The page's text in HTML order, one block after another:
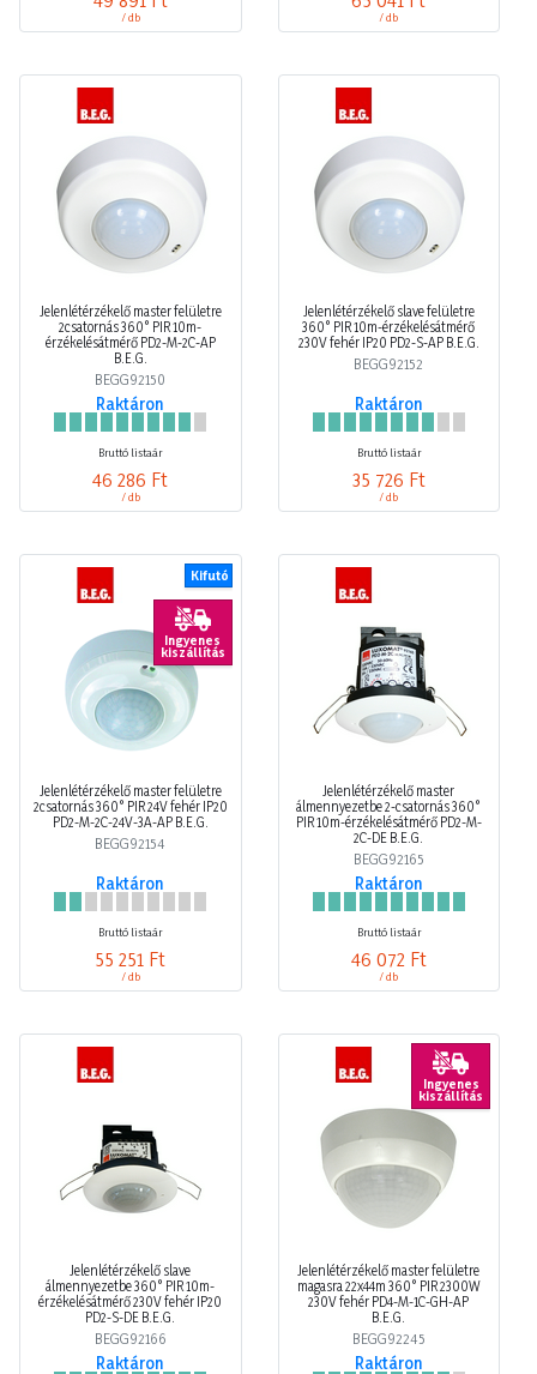
/ db / db
Jelenlétérzékelő master felületre
2csatornás 360° PIR 10m-
érzékelésátmérő PD2-M-2C-AP
B.E.G.
BEGG92150
Raktáron
Bruttó listaár
46 286 Ft
/ db
Jelenlétérzékelő slave felületre
360° PIR 10m-érzékelésátmérő
230V fehér IP20 PD2-S-AP B.E.G.
BEGG92152
Raktáron
Bruttó listaár
35 726 Ft
/ db
Kifutó
Ingyenes
kiszállítás
Jelenlétérzékelő master felületre
2csatornás 360° PIR 24V fehér IP20
PD2-M-2C-24V-3A-AP B.E.G.
BEGG92154
Raktáron
Bruttó listaár
55 251 Ft
/ db
Jelenlétérzékelő master
álmennyezetbe 2-csatornás 360°
PIR 10m-érzékelésátmérő PD2-M-
2C-DE B.E.G.
BEGG92165
Raktáron
Bruttó listaár
46 072 Ft
/ db
Jelenlétérzékelő slave
álmennyezetbe 360° PIR 10m-
érzékelésátmérő 230V fehér IP20
PD2-S-DE B.E.G.
BEGG92166
Raktáron
Ingyenes
kiszállítás
Jelenlétérzékelő master felületre
magasra 22x44m 360° PIR 2300W
230V fehér PD4-M-1C-GH-AP
B.E.G.
BEGG92245
Raktáron